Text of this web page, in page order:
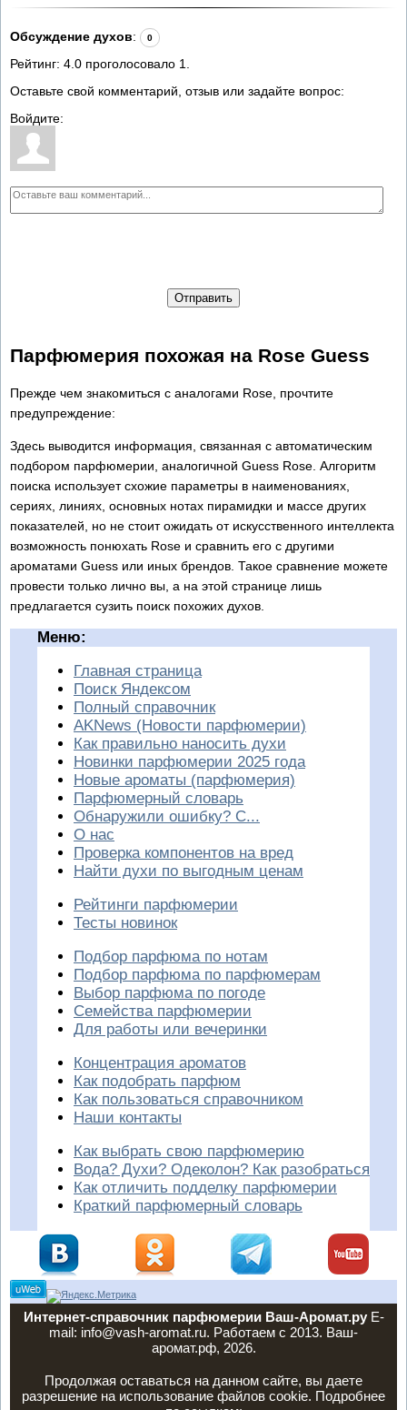
Обсуждение духов: 0
Рейтинг: 4.0 проголосовало 1
Оставьте свой комментарий, отзыв или задайте вопрос:
Войдите:
Отправить
Парфюмерия похожая на Rose Guess
Прежде чем знакомиться с аналогами Rose, прочтите
предупреждение:
Здесь выводится информация, связанная с автоматическим
подбором парфюмерии, аналогичной Guess Rose. Алгоритм
поиска использует схожие параметры в наименованиях,
сериях, линиях, основных нотах пирамидки и массе других
показателей, но не стоит ожидать от искусственного интеллекта
возможность понюхать Rose и сравнить его с другими
ароматами Guess или иных брендов. Такое сравнение можете
провести только лично вы, а на этой странице лишь
предлагается сузить поиск похожих духов.
Меню:
Главная страница
Поиск Яндексом
Полный справочник
AKNews (Новости парфюмерии)
Как правильно наносить духи
Новинки парфюмерии 2025 года
Новые ароматы (парфюмерия)
Парфюмерный словарь
Обнаружили ошибку? С...
О нас
Проверка компонентов на вред
Найти духи по выгодным ценам
Рейтинги парфюмерии
Тесты новинок
Подбор парфюма по нотам
Подбор парфюма по парфюмерам
Выбор парфюма по погоде
Семейства парфюмерии
Для работы или вечеринки
Концентрация ароматов
Как подобрать парфюм
Как пользоваться справочником
Наши контакты
Как выбрать свою парфюмерию
Вода? Духи? Одеколон? Как разобраться
Как отличить подделку парфюмерии
Краткий парфюмерный словарь
Интернет-справочник парфюмерии Ваш-Аромат.руE-
mail: info@vash-aromat.ru. Работаем с 2013. Ваш-
аромат.рф, 2026.
Продолжая оставаться на данном сайте, вы даете
разрешение на использование файлов cookie. Подробнее